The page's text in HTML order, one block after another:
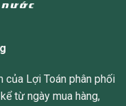
của Lợi Toán phân phối
từ ngày mua hàng,